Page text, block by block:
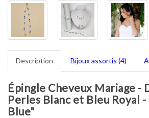
Description Bijoux assortis (4)
Épingle Cheveux Mariage -
Perles Blanc et Bleu Royal
Blue"